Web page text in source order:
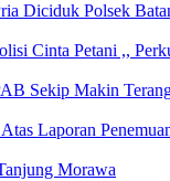
Diciduk Polsek
Cinta Petani ,,
Sekip Makin
Laporan
Morawa